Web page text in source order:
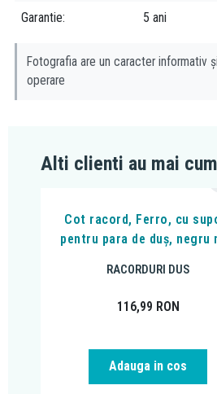
Garantie 5 ani
Fotografia are un caracter
operare
Alti clienti au mai
Cot racord, Ferro, cu
pentru para de duș, negru
RACORDURI DUS
116,99 RON
Adauga in cos